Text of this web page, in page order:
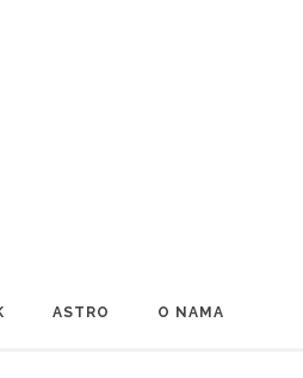
ASTRO O NAMA